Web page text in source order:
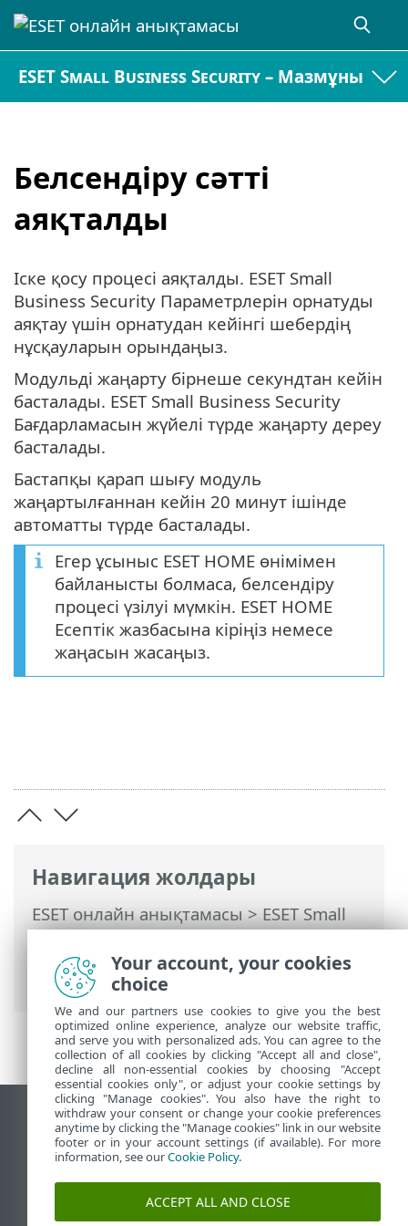
ESET Small Business Security – Мазмұны
Белсендіру сәтті
аяқталды
Навигация жолдары
ESET онлайн анықтамасы>ESET Small
Business Security>Орнату> Диалог
терезелері - Орнату > Белсендіру >
Белсендіру сәтті аяқталды
Іске қосу процесі аяқталды. ESET Small
Business Security Параметрлерін орнатуды
аяқтау үшін орнатудан кейінгі шебердің
нұсқауларын орындаңыз.
Модульді жаңарту бірнеше секундтан кейін
басталады. ESET Small Business Security
Бағдарламасын жүйелі түрде жаңарту дереу
басталады.
Бастапқы қарап шығу модуль
жаңартылғаннан кейін 20 минут ішінде
автоматты түрде басталады.
Егер ұсыныс ESET HOME өнімімен
байланысты болмаса, белсендіру
процесі үзілуі мүмкін. ESET HOME
Есептік жазбасына кіріңіз немесе
жаңасын жасаңыз.
Жұмыс үстеліндегі сайтты қарау
End of Life
ESET білім қоры
ESET форумы
ESET Status Portal
Your account, your cookies
choice
We and our partners use cookies to give you the best
optimized online experience, analyze our website traffic,
and serve you with personalized ads. You can agree to the
collection of all cookies by clicking "Accept all and close",
decline all non-essential cookies by choosing "Accept
essential cookies only", or adjust your cookie settings by
clicking "Manage cookies". You also have the right to
withdraw your consent or change your cookie preferences
anytime by clicking the "Manage cookies" link in our website
footer or in your account settings (if available). For more
information, see ourCookie Policy.
ACCEPT ALL AND CLOSE